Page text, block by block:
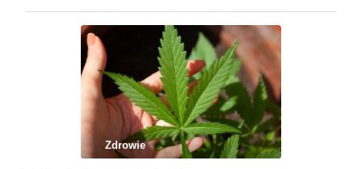
zachwiania się psychicznej homeostazy. …
Zdrowie